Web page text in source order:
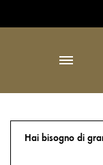
↵
Hai bisogno di